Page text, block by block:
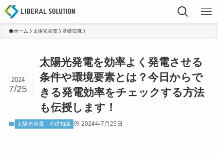
ホーム 太陽光発電 基礎知識
太陽光発電を効率よく発電させる
条件や環境要素とは？今日からで
きる発電効率をチェックする方法
も伝授します！
2024
7/25
太陽光発電 基礎知識 2024年7月25日